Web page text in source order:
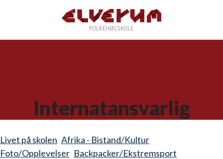
Internatansvarlig
Livet på skolen Afrika - Bistand/Kultur
Foto/Opplevelser Backpacker/Ekstremsport